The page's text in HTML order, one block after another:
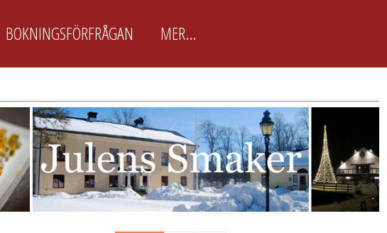
BOKNINGSFÖRFRÅGAN MER...
lättanvänd JulbordsGuide för
arbetsplatser & företag som snabbt
vill boka Julbordet som passar just
dem. Här finns ca 100 utvalda
Julbordsarrangörer...